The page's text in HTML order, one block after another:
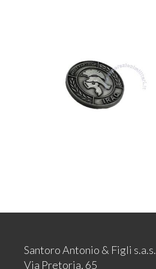
Santoro Antonio & Figli s.a.s.
Via Pretoria, 65